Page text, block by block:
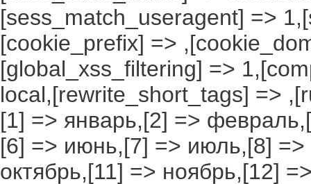
[sess_match_useragent] =>
[cookie_prefix] =>
[global_xss_filtering] =>
local,[rewrite_short_tags] =>
[1] => январь,[2] =>
[6] => июнь,[7] => июль,[8] =>
октябрь,[11] => ноябрь,[12]